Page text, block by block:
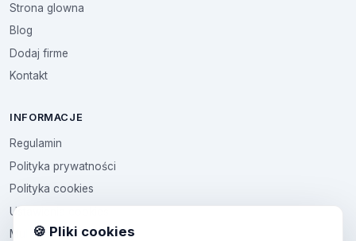
Strona glowna
Blog
Dodaj firme
Kontakt
INFORMACJE
Regulamin
Polityka prywatności
Polityka cookies
Ustawienia cookies
Multikod🍪 Pliki cookies